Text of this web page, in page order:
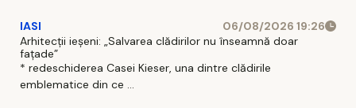
IASI
06/08/2026 19:26
Arhitecții ieșeni: „Salvarea clădirilor nu înseamnă doar
fațade”
* redeschiderea Casei Kieser, una dintre clădirile
emblematice din ce ...